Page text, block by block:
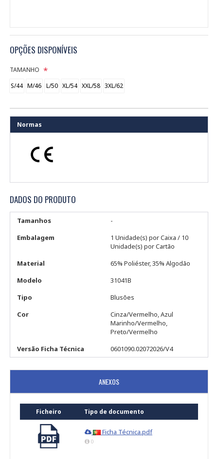
OPÇÕES DISPONÍVEIS
TAMANHO
S/44 M/46 L/50 XL/54 XXL/58 3XL/62
Normas
DADOS DO PRODUTO
Tamanhos
-
Embalagem
1 Unidade(s) por Caixa / 10
Unidade(s) por Cartão
Material
65% Poliéster, 35% Algodão
Modelo
31041B
Tipo
Blusões
Cor
Cinza/Vermelho, Azul
Marinho/Vermelho,
Preto/Vermelho
Versão Ficha Técnica
0601090.02072026/V4
ANEXOS
Ficheiro Tipo de documento
Ficha Técnica.pdf
0